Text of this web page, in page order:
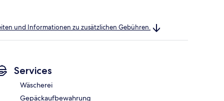
und Informationen zu zusätzlichen Gebühren.
Services
Wäscherei
Gepäckaufbewahrung